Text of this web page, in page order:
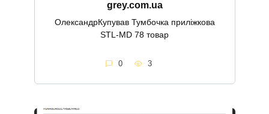
grey.com.ua
ОлександрКупував Тумбочка приліжкова
STL-MD 78 товар
0 3